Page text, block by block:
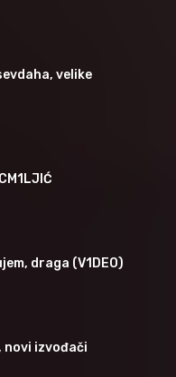
velike
draga (V1DEO)
novi izvođači